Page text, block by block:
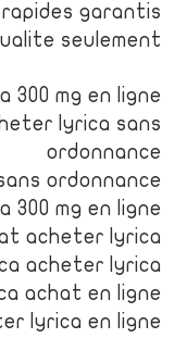
garantis
seulement
mg en ligne
lyrica sans
ordonnance
ordonnance
300 mg en ligne
acheter lyrica
acheter lyrica
achat en ligne
lyrica en ligne